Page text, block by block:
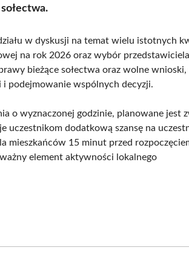
w dyskusji na temat wielu istotnych
na rok 2026 oraz wybór
bieżące sołectwa oraz wolne wnioski,
i podejmowanie wspólnych decyzji.
o wyznaczonej godzinie, planowane jest
uczestnikom dodatkową szansę na
mieszkańców 15 minut przed
element aktywności lokalnego